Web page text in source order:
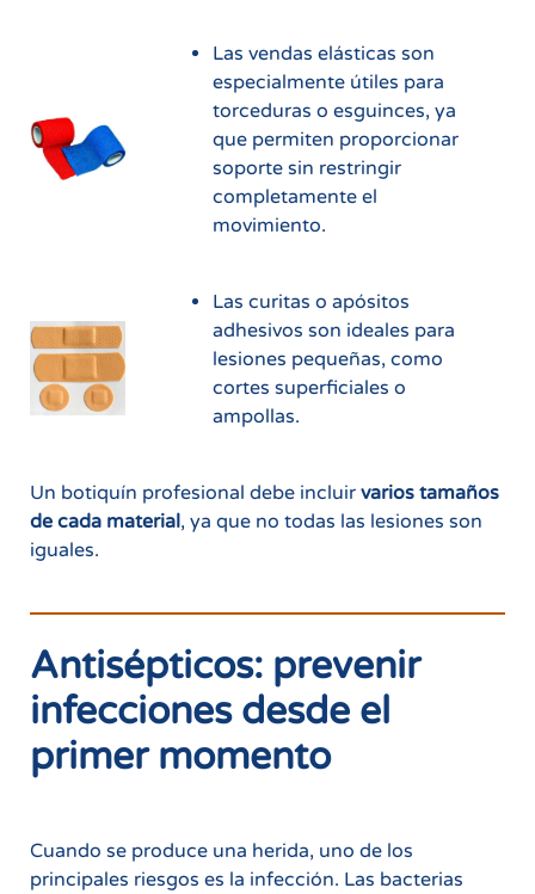
Las vendas elásticas son
especialmente útiles para
torceduras o esguinces, ya
que permiten proporcionar
soporte sin restringir
completamente el
movimiento.
Las curitas o apósitos
adhesivos son ideales para
lesiones pequeñas, como
cortes superficiales o
ampollas.
Un botiquín profesional debe incluir varios tamaños
de cada material, ya que no todas las lesiones son
iguales.
Antisépticos: prevenir
infecciones desde el
primer momento
Cuando se produce una herida, uno de los
principales riesgos es la infección. Las bacterias